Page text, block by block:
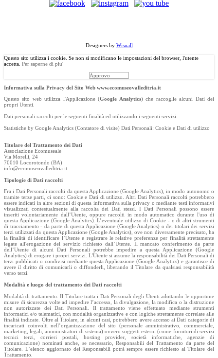
Designers by Wisuall
Questo sito utilizza i cookie. Se non si modificano le impostazioni del browser, l'utente
accetta. Per saperne di piu'
Approvo
Informativa sulla Privacy del Sito Web www.ecomuseovalleditria.it
Questo sito web utilizza l'Applicazione (Google Analytics) che raccoglie alcuni Dati dei
propri Utenti.
Dati personali raccolti per le seguenti finalità ed utilizzando i seguenti servizi:
Statistiche by Google Analytics (Contatore di visite) Dati Personali: Cookie e Dati di utilizzo
Titolare del Trattamento dei Dati
Associazione Ecomuseale
Via Morelli, 24
70010 Locorotondo (BA)
info@ecomuseovalleditria.it
Tipologie di Dati raccolti
Fra i Dati Personali raccolti da questa Applicazione (Google Analytics), in modo autonomo o
tramite terze parti, ci sono: Cookie e Dati di utilizzo. Altri Dati Personali raccolti potrebbero
essere indicati in altre sezioni di questa informativa sulla privacy o mediante testi informativi
visualizzati contestualmente alla raccolta dei Dati stessi. I Dati Personali possono essere
inseriti volontariamente dall’Utente, oppure raccolti in modo automatico durante l'uso di
questa Applicazione (Google Analytics). L’eventuale utilizzo di Cookie - o di altri strumenti
di tracciamento - da parte di questa Applicazione (Google Analytics) o dei titolari dei servizi
terzi utilizzati da questa Applicazione (Google Analytics), ove non diversamente precisato, ha
la finalità di identificare l’Utente e registrare le relative preferenze per finalità strettamente
legate all'erogazione del servizio richiesto dall’Utente. Il mancato conferimento da parte
dell’Utente di alcuni Dati Personali potrebbe impedire a questa Applicazione (Google
Analytics) di erogare i propri servizi. L'Utente si assume la responsabilità dei Dati Personali di
terzi pubblicati o condivisi mediante questa Applicazione (Google Analytics) e garantisce di
avere il diritto di comunicarli o diffonderli, liberando il Titolare da qualsiasi responsabilità
verso terzi.
Modalità e luogo del trattamento dei Dati raccolti
Modalità di trattamento. Il Titolare tratta i Dati Personali degli Utenti adottando le opportune
misure di sicurezza volte ad impedire l’accesso, la divulgazione, la modifica o la distruzione
non autorizzate dei Dati Personali. Il trattamento viene effettuato mediante strumenti
informatici e/o telematici, con modalità organizzative e con logiche strettamente correlate alle
finalità indicate. Oltre al Titolare, in alcuni casi, potrebbero avere accesso ai Dati categorie di
incaricati coinvolti nell’organizzazione del sito (personale amministrativo, commerciale,
marketing, legali, amministratori di sistema) ovvero soggetti esterni (come fornitori di servizi
tecnici terzi, corrieri postali, hosting provider, società informatiche, agenzie di
comunicazione) nominati anche, se necessario, Responsabili del Trattamento da parte del
Titolare. L’elenco aggiornato dei Responsabili potrà sempre essere richiesto al Titolare del
Trattamento.